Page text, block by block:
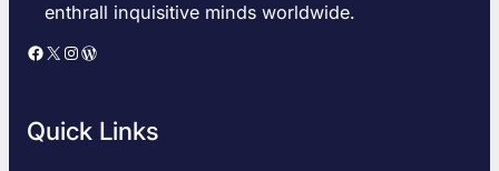
enthrall inquisitive minds worldwide.
Facebook X Instagram WordPress
Quick Links